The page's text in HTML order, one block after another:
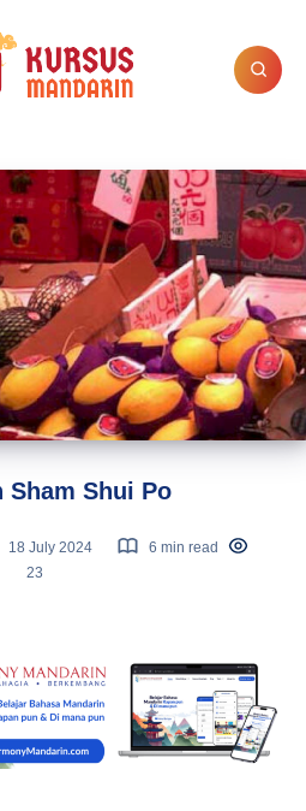
Sham Shui Po
18 July 2024
6 min read
23